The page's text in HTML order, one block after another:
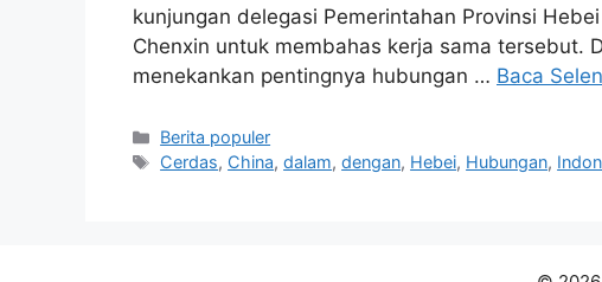
kunjungan delegasi Pemerintahan Provinsi
Chenxin untuk membahas kerja sama tersebut.
menekankan pentingnya hubungan … Baca
Kategori
Berita populer
Tag
Cerdas, China,dalam,dengan, Hebei, Hubungan,